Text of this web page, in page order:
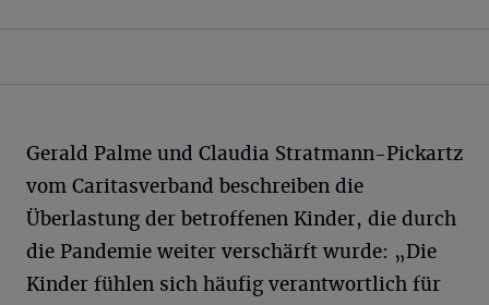
Gerald Palme und Claudia Stratmann-Pickartz
vom Caritasverband beschreiben die
Überlastung der betroffenen Kinder, die durch
die Pandemie weiter verschärft wurde: „Die
Kinder fühlen sich häufig verantwortlich für